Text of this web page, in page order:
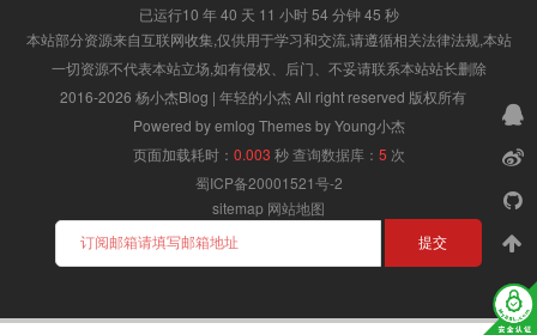
已运行10 年 40 天 11 小时 54 分钟 45 秒
本站部分资源来自互联网收集,仅供用于学习和交流,请遵循相关法律法规,本站
一切资源不代表本站立场,如有侵权、后门、不妥请联系本站站长删除
2016-2026 杨小杰Blog | 年轻的小杰 All right reserved 版权所有
Powered by emlog Themes by Young小杰
页面加载耗时： 0.003 秒查询数据库： 5 次
蜀ICP备20001521号-2
sitemap 网站地图